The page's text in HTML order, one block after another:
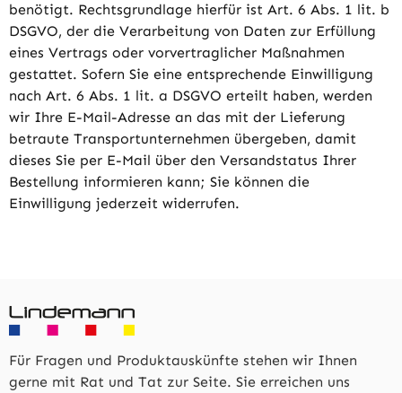
benötigt. Rechtsgrundlage hierfür ist Art. 6 Abs. 1 lit. b
DSGVO, der die Verarbeitung von Daten zur Erfüllung
eines Vertrags oder vorvertraglicher Maßnahmen
gestattet. Sofern Sie eine entsprechende Einwilligung
nach Art. 6 Abs. 1 lit. a DSGVO erteilt haben, werden
wir Ihre E-Mail-Adresse an das mit der Lieferung
betraute Transportunternehmen übergeben, damit
dieses Sie per E-Mail über den Versandstatus Ihrer
Bestellung informieren kann; Sie können die
Einwilligung jederzeit widerrufen.
Für Fragen und Produktauskünfte stehen wir Ihnen
gerne mit Rat und Tat zur Seite. Sie erreichen uns